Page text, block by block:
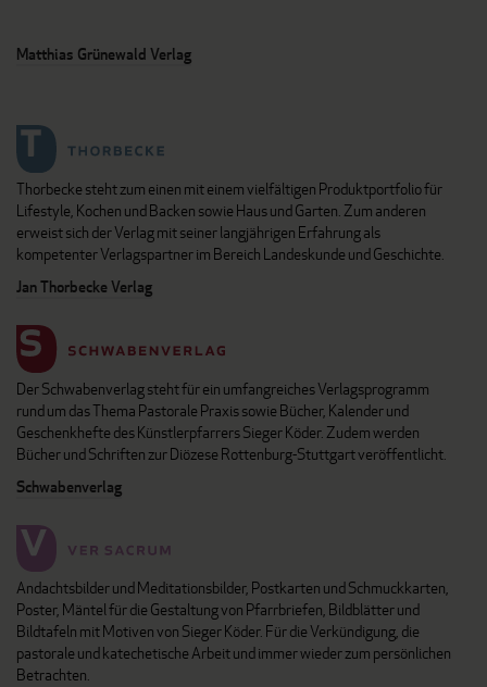
Matthias Grünewald Verlag
Thorbecke steht zum einen mit einem vielfältigen Produktportfolio für
Lifestyle, Kochen und Backen sowie Haus und Garten. Zum anderen
erweist sich der Verlag mit seiner langjährigen Erfahrung als
kompetenter Verlagspartner im Bereich Landeskunde und Geschichte.
Jan Thorbecke Verlag
Der Schwabenverlag steht für ein umfangreiches Verlagsprogramm
rund um das Thema Pastorale Praxis sowie Bücher, Kalender und
Geschenkhefte des Künstlerpfarrers Sieger Köder. Zudem werden
Bücher und Schriften zur Diözese Rottenburg-Stuttgart veröffentlicht.
Schwabenverlag
Andachtsbilder und Meditationsbilder, Postkarten und Schmuckkarten,
Poster, Mäntel für die Gestaltung von Pfarrbriefen, Bildblätter und
Bildtafeln mit Motiven von Sieger Köder. Für die Verkündigung, die
pastorale und katechetische Arbeit und immer wieder zum persönlichen
Betrachten.